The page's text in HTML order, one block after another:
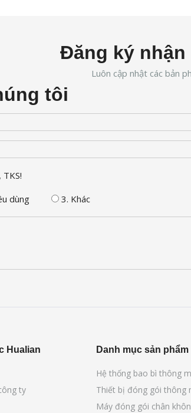
Đăng ký
Luôn cập nhật các bản
tôi
dùng 3. Khác
Hualian
ty
Danh mục sản phẩm
Hệ thống bao bì thông
Thiết bị đóng gói thông
Máy đóng gói chân